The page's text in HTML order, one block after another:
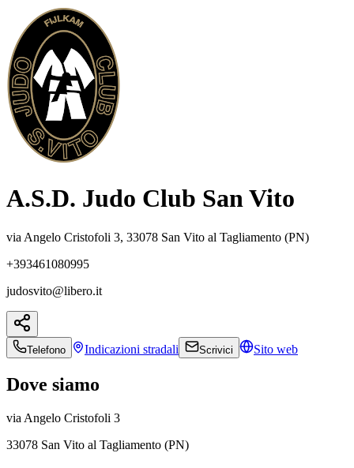
A.S.D. Judo Club San Vito
via Angelo Cristofoli 3, 33078 San Vito al Tagliamento (PN)
+393461080995
judosvito@libero.it
Telefono Indicazioni stradali Scrivici Sito web
Dove siamo
via Angelo Cristofoli 3
33078 San Vito al Tagliamento (PN)